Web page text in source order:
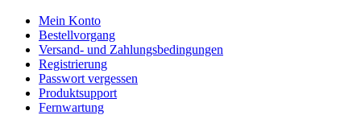
Mein Konto
Bestellvorgang
Versand- und Zahlungsbedingungen
Registrierung
Passwort vergessen
Produktsupport
Fernwartung